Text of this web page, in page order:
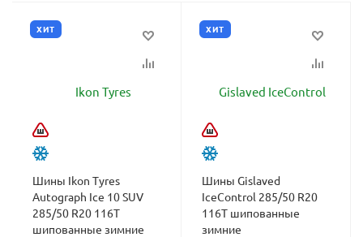
ХИТ
Шины Ikon Tyres
Autograph Ice 10 SUV
285/50 R20 116T
шипованные зимние
ХИТ
Шины Gislaved
IceControl 285/50 R20
116T шипованные
зимние